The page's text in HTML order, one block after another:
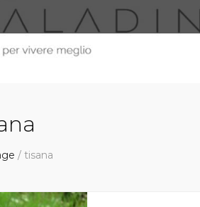
/ tisana